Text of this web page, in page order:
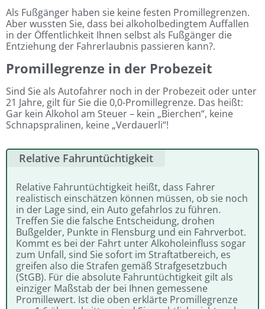
Als Fußgänger haben sie keine festen Promillegrenzen.
Aber wussten Sie, dass bei alkoholbedingtem Auffallen
in der Öffentlichkeit Ihnen selbst als Fußgänger die
Entziehung der Fahrerlaubnis passieren kann?.
Promillegrenze in der Probezeit
Sind Sie als Autofahrer noch in der Probezeit oder unter
21 Jahre, gilt für Sie die 0,0-Promillegrenze. Das heißt:
Gar kein Alkohol am Steuer – kein „Bierchen“, keine
Schnapspralinen, keine „Verdauerli“!
Relative Fahruntüchtigkeit
Relative Fahruntüchtigkeit heißt, dass Fahrer
realistisch einschätzen können müssen, ob sie noch
in der Lage sind, ein Auto gefahrlos zu führen.
Treffen Sie die falsche Entscheidung, drohen
Bußgelder, Punkte in Flensburg und ein Fahrverbot.
Kommt es bei der Fahrt unter Alkoholeinfluss sogar
zum Unfall, sind Sie sofort im Straftatbereich, es
greifen also die Strafen gemäß Strafgesetzbuch
(StGB). Für die absolute Fahruntüchtigkeit gilt als
einziger Maßstab der bei Ihnen gemessene
Promillewert. Ist die oben erklärte Promillegrenze